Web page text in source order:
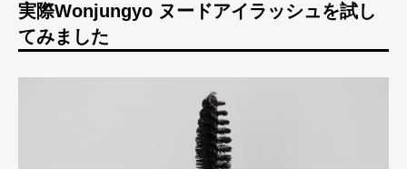
実際Wonjungyo ヌードアイラッシュを試し
てみました